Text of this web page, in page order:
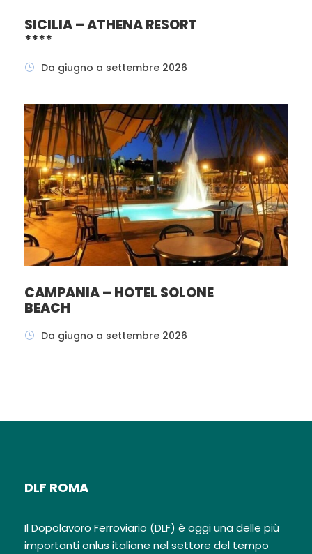
Quota di partecipazione € 250,00
SICILIA – ATHENA RESORT
****
Da giugno a settembre 2026
CAMPANIA – HOTEL SOLONE
BEACH
Da giugno a settembre 2026
DLF ROMA
Il Dopolavoro Ferroviario (DLF) è oggi una delle più
importanti onlus italiane nel settore del tempo